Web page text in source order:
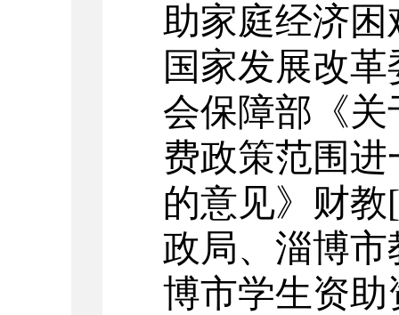
助家庭经济
国家发展改
会保障部《
费政策范围
的意见》财教
政局、淄博市
博市学生资